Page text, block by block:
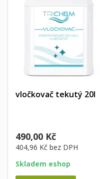
vločkovač tekutý 20l
490,00 Kč
404,96 Kč bez DPH
Skladem eshop